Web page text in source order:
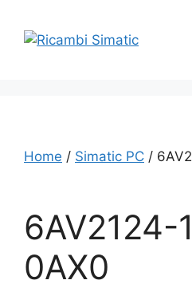
contenuto
Home / Simatic PC /
6AV2124-
0AX0